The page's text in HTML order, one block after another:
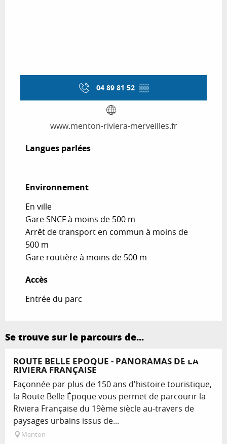
04 89 81 52 ▒▒
www.menton-riviera-merveilles.fr
Langues parlées
Langues parlées
Environnement
Environnement
En ville
Gare SNCF à moins de 500 m
Arrêt de transport en commun à moins de
500 m
Gare routière à moins de 500 m
Accès
Accès
Entrée du parc
Se trouve sur le parcours de...
ROUTE BELLE EPOQUE - PANORAMAS DE LA
RIVIERA FRANÇAISE
Façonnée par plus de 150 ans d'histoire touristique,
la Route Belle Époque vous permet de parcourir la
Riviera Française du 19ème siècle au-travers de
paysages urbains issus de...
Menton
Réservable